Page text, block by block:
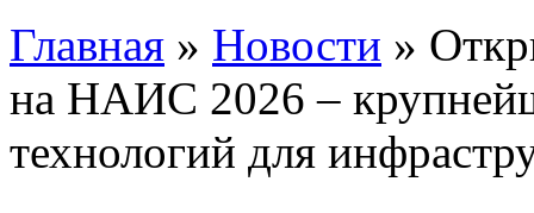
Вы здесь
Главная » Новости »
на НАИС 2026 –
технологий для